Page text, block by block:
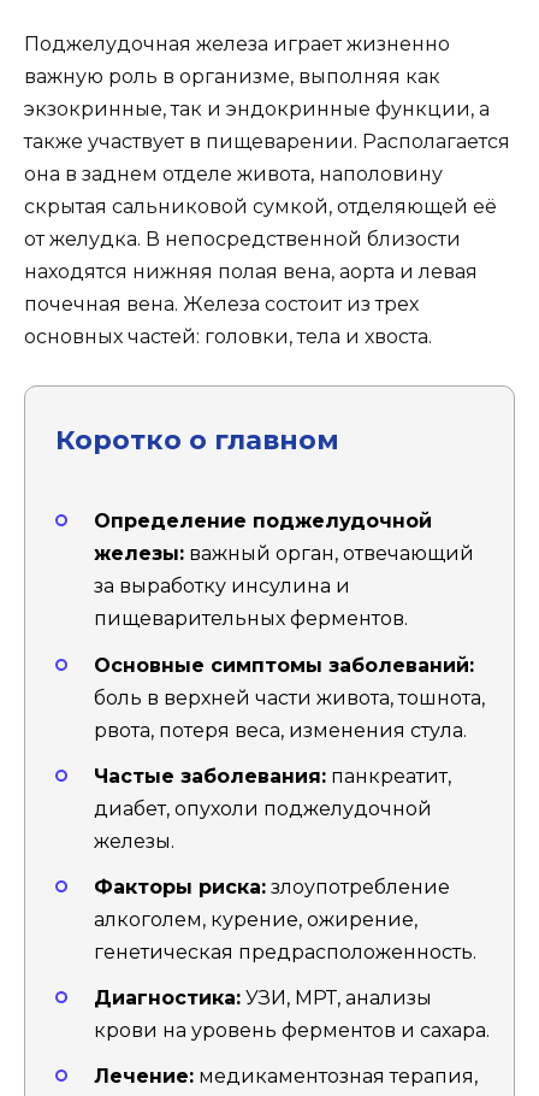
Поджелудочная железа играет жизненно
важную роль в организме, выполняя как
экзокринные, так и эндокринные функции, а
также участвует в пищеварении. Располагается
она в заднем отделе живота, наполовину
скрытая сальниковой сумкой, отделяющей её
от желудка. В непосредственной близости
находятся нижняя полая вена, аорта и левая
почечная вена. Железа состоит из трех
основных частей: головки, тела и хвоста.
Коротко о главном
Определение поджелудочной
железы: важный орган, отвечающий
за выработку инсулина и
пищеварительных ферментов.
Основные симптомы заболеваний:
боль в верхней части живота, тошнота,
рвота, потеря веса, изменения стула.
Частые заболевания: панкреатит,
диабет, опухоли поджелудочной
железы.
Факторы риска: злоупотребление
алкоголем, курение, ожирение,
генетическая предрасположенность.
Диагностика: УЗИ, МРТ, анализы
крови на уровень ферментов и сахара.
Лечение: медикаментозная терапия,